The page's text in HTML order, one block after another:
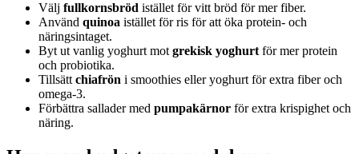
Välj fullkornsbröd istället för vitt bröd för mer fiber.
Använd quinoa istället för ris för att öka protein- och
näringsintaget.
Byt ut vanlig yoghurt mot grekisk yoghurt för mer protein
och probiotika.
Tillsätt chiafrön i smoothies eller yoghurt för extra fiber och
omega-3.
Förbättra sallader med pumpakärnor för extra krispighet och
näring.